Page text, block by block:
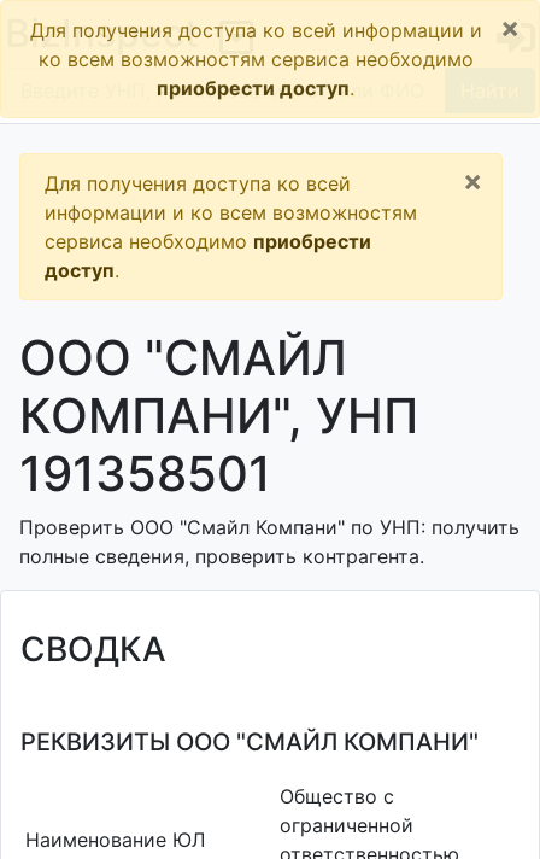
BizInspect
Для получения доступа ко всей информации и
ко всем возможностям сервиса необходимо
приобрести доступ.
×
Для получения доступа ко всей
информации и ко всем возможностям
сервиса необходимо приобрести
доступ.
×
ООО "СМАЙЛ
КОМПАНИ", УНП
191358501
Проверить ООО "Смайл Компани" по УНП: получить
полные сведения, проверить контрагента.
СВОДКА
РЕКВИЗИТЫ ООО "СМАЙЛ КОМПАНИ"
Наименование ЮЛ
Общество с
ограниченной
ответственностью